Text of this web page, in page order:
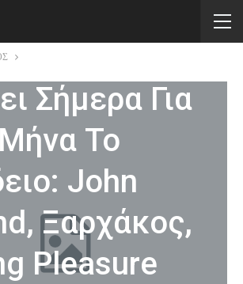
Σήμερα Για
Το
John
Ξαρχάκος,
Pleasure